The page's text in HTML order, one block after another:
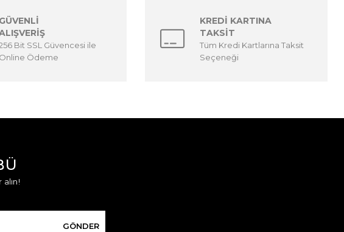
GÜVENLİ
Bit SSL Güvencesi ile
Online Ödeme
KREDİ KARTINA
TAKSİT
Tüm Kredi Kartlarına Taksit
Seçeneği
alın!
GÖNDER